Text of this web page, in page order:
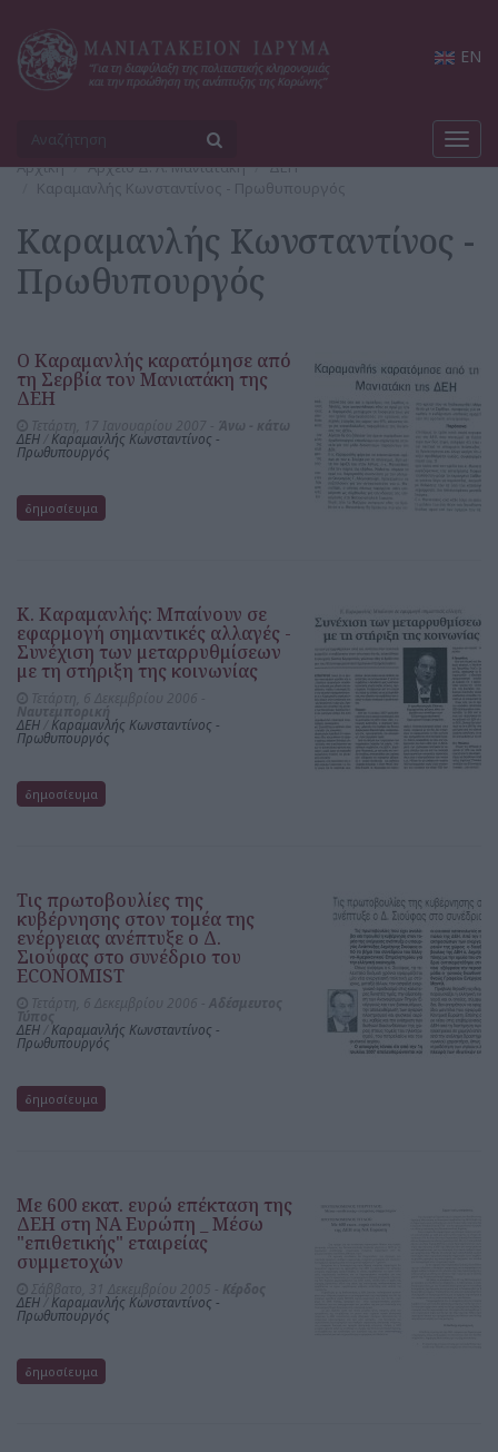
EN
Αρχική Αρχείο Δ. Λ. Μανιατάκη
ΔΕΗ
Καραμανλής Κωνσταντίνος - Πρωθυπουργός
Καραμανλής Κωνσταντίνος -
Πρωθυπουργός
Ο Καραμανλής καρατόμησε από
τη Σερβία τον Μανιατάκη της
ΔΕΗ
ΔΕΗ Καραμανλής Κωνσταντίνος -
Πρωθυπουργός
δημοσίευμα
Κ. Καραμανλής: Μπαίνουν σε
εφαρμογή σημαντικές αλλαγές -
Συνέχιση των μεταρρυθμίσεων
με τη στήριξη της κοινωνίας
ΔΕΗ Καραμανλής Κωνσταντίνος -
Πρωθυπουργός
δημοσίευμα
Τις πρωτοβουλίες της
κυβέρνησης στον τομέα της
ενέργειας ανέπτυξε ο Δ.
Σιούφας στο συνέδριο του
ECONOMIST
ΔΕΗ Καραμανλής Κωνσταντίνος -
Πρωθυπουργός
δημοσίευμα
Με 600 εκατ. ευρώ επέκταση της
ΔΕΗ στη ΝΑ Ευρώπη _ Μέσω
"επιθετικής" εταιρείας
συμμετοχών
ΔΕΗ Καραμανλής Κωνσταντίνος -
Πρωθυπουργός
δημοσίευμα